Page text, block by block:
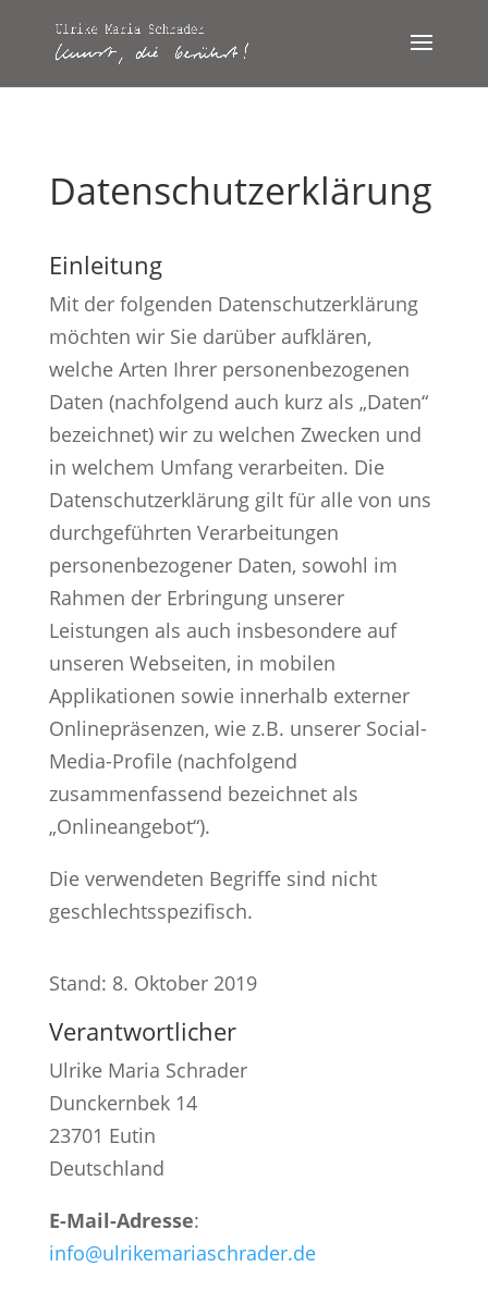
Datenschutzerklärung
Einleitung
Mit der folgenden Datenschutzerklärung
möchten wir Sie darüber aufklären,
welche Arten Ihrer personenbezogenen
Daten (nachfolgend auch kurz als „Daten“
bezeichnet) wir zu welchen Zwecken und
in welchem Umfang verarbeiten. Die
Datenschutzerklärung gilt für alle von uns
durchgeführten Verarbeitungen
personenbezogener Daten, sowohl im
Rahmen der Erbringung unserer
Leistungen als auch insbesondere auf
unseren Webseiten, in mobilen
Applikationen sowie innerhalb externer
Onlinepräsenzen, wie z.B. unserer Social-
Media-Profile (nachfolgend
zusammenfassend bezeichnet als
„Onlineangebot“).
Die verwendeten Begriffe sind nicht
geschlechtsspezifisch.
Stand: 8. Oktober 2019
Verantwortlicher
Ulrike Maria Schrader
Dunckernbek 14
23701 Eutin
Deutschland
E-Mail-Adresse:
info@ulrikemariaschrader.de